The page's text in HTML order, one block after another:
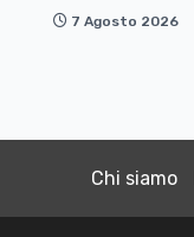
7 Agosto 2026
Chi siamo